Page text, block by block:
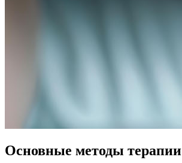
Основные методы терапии